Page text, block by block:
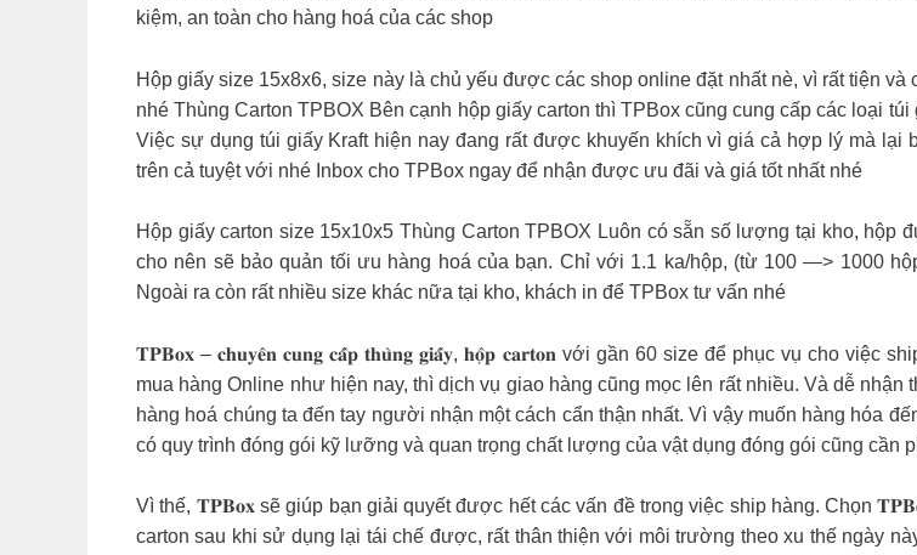
kiệm, an toàn cho hàng hoá của các shop
Hộp giấy size 15x8x6, size này là chủ yếu được các shop online đặt nhất nè, vì rất tiện
nhé Thùng Carton TPBOX Bên cạnh hộp giấy carton thì TPBox cũng cung cấp các loại
Việc sự dụng túi giấy Kraft hiện nay đang rất được khuyến khích vì giá cả hợp lý mà
trên cả tuyệt với nhé Inbox cho TPBox ngay để nhận được ưu đãi và giá tốt nhất nhé
Hộp giấy carton size 15x10x5 Thùng Carton TPBOX Luôn có sẵn số lượng tại kho,
cho nên sẽ bảo quản tối ưu hàng hoá của bạn. Chỉ với 1.1 ka/hộp, (từ 100 —> 1000
Ngoài ra còn rất nhiều size khác nữa tại kho, khách in để TPBox tư vấn nhé
𝐓𝐏𝐁𝐨𝐱 – 𝐜𝐡𝐮𝐲𝐞̂𝐧 𝐜𝐮𝐧𝐠 𝐜𝐚̂́𝐩 𝐭𝐡𝐮̀𝐧𝐠 𝐠𝐢𝐚̂́𝐲, 𝐡𝐨̣̂𝐩 𝐜𝐚𝐫𝐭𝐨𝐧 với gần 60 size để phục vụ cho việc
mua hàng Online như hiện nay, thì dịch vụ giao hàng cũng mọc lên rất nhiều. Và dễ
hàng hoá chúng ta đến tay người nhận một cách cẩn thận nhất. Vì vậy muốn hàng hóa
có quy trình đóng gói kỹ lưỡng và quan trọng chất lượng của vật dụng đóng gói cũng
Vì thế, 𝐓𝐏𝐁𝐨𝐱 sẽ giúp bạn giải quyết được hết các vấn đề trong việc ship hàng. Chọn
carton sau khi sử dụng lại tái chế được, rất thân thiện với môi trường theo xu thế ngày